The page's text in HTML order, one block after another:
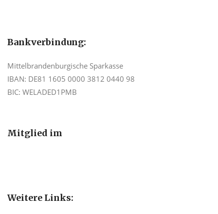
Bankverbindung:
Mittelbrandenburgische Sparkasse
IBAN: DE81 1605 0000 3812 0440 98
BIC: WELADED1PMB
Mitglied im
Weitere Links: